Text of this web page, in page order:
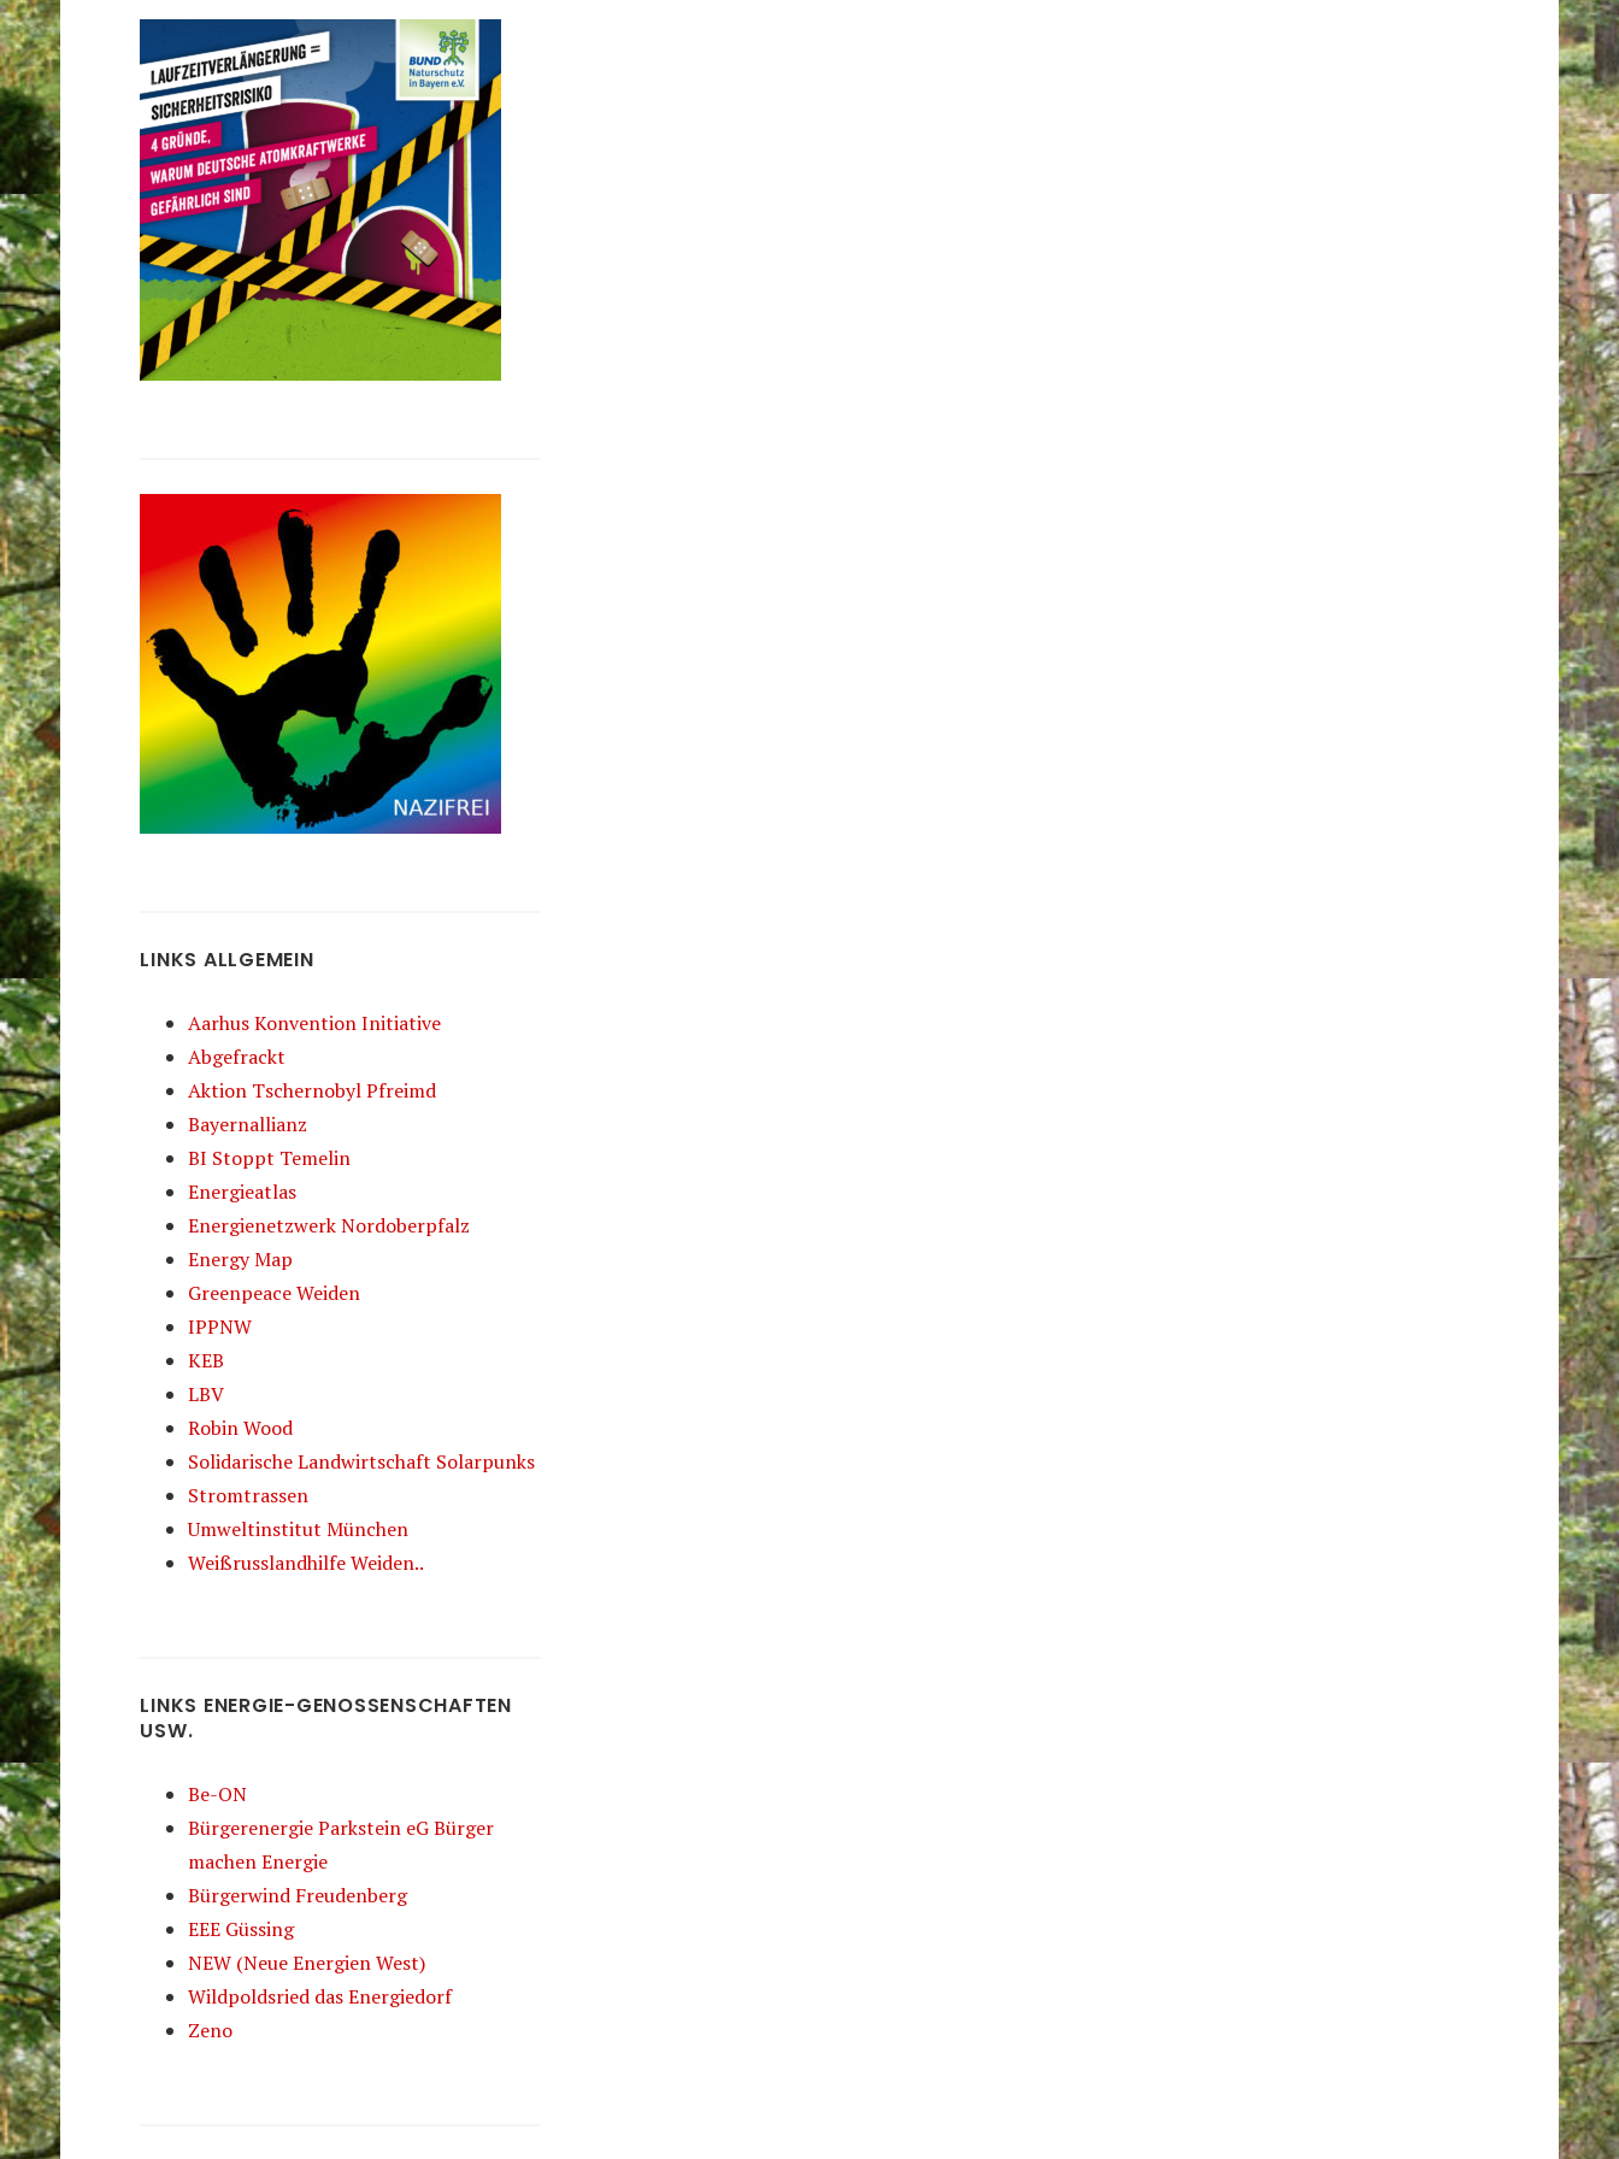
LINKS ALLGEMEIN
Aarhus Konvention Initiative
Abgefrackt
Aktion Tschernobyl Pfreimd
Bayernallianz
BI Stoppt Temelin
Energieatlas
Energienetzwerk Nordoberpfalz
Energy Map
Greenpeace Weiden
IPPNW
KEB
LBV
Robin Wood
Solidarische Landwirtschaft Solarpunks
Stromtrassen
Umweltinstitut München
Weißrusslandhilfe Weiden..
LINKS ENERGIE-GENOSSENSCHAFTEN
USW.
Be-ON
Bürgerenergie Parkstein eG Bürger
machen Energie
Bürgerwind Freudenberg
EEE Güssing
NEW (Neue Energien West)
Wildpoldsried das Energiedorf
Zeno